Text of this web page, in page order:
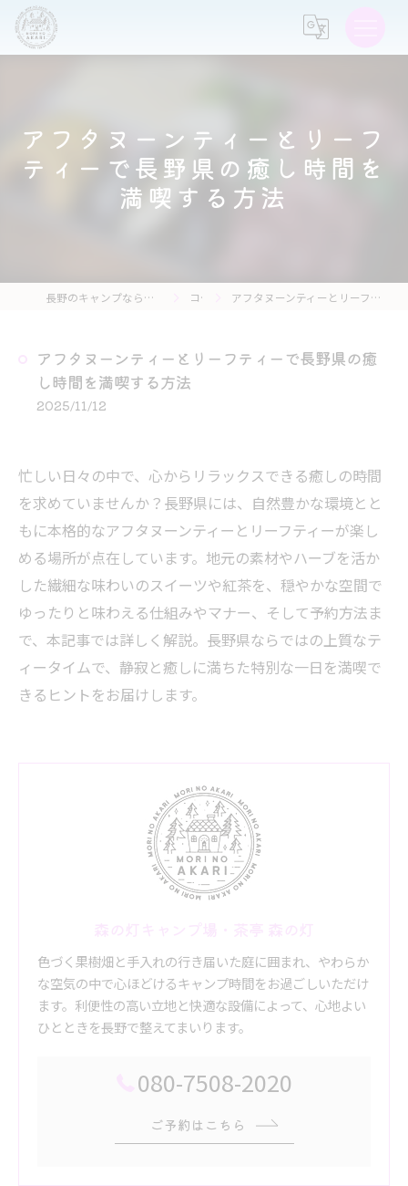
アフタヌーンティーとリーフ
ティーで長野県の癒し時間を
満喫する方法
長野のキャンプなら森の灯キャンプ場・茶亭 森の灯 コラム アフタヌーンティーとリーフティーで長野県の癒し時間を満喫する方法
アフタヌーンティーとリーフティーで長野県の癒
し時間を満喫する方法
2025/11/12
忙しい日々の中で、心からリラックスできる癒しの時間
を求めていませんか？長野県には、自然豊かな環境とと
もに本格的なアフタヌーンティーとリーフティーが楽し
める場所が点在しています。地元の素材やハーブを活か
した繊細な味わいのスイーツや紅茶を、穏やかな空間で
ゆったりと味わえる仕組みやマナー、そして予約方法ま
で、本記事では詳しく解説。長野県ならではの上質なテ
ィータイムで、静寂と癒しに満ちた特別な一日を満喫で
きるヒントをお届けします。
色づく果樹畑と手入れの行き届いた庭に囲まれ、やわらか
な空気の中で心ほどけるキャンプ時間をお過ごしいただけ
ます。利便性の高い立地と快適な設備によって、心地よい
ひとときを長野で整えてまいります。
080-7508-2020
ご予約はこちら